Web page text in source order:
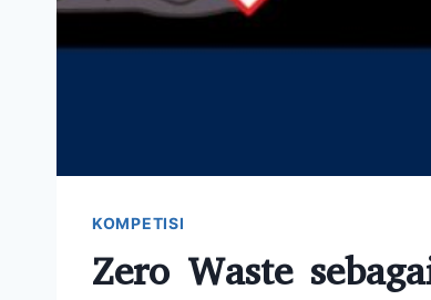
KOMPETISI
Zero Waste